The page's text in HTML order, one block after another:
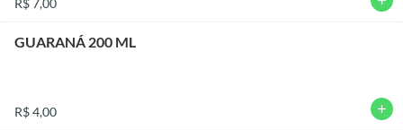
GUARANÁ 200 ML
R$ 4,00 add